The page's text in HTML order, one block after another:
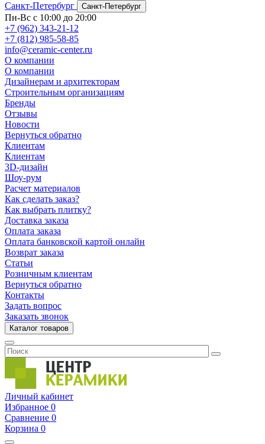
Санкт-Петербург
Санкт-Петербург
Пн-Вс с 10:00 до 20:00
+7 (962) 343-21-12
+7 (812) 985-58-85
info@ceramic-center.ru
О компании
О компании
Дизайнерам и архитекторам
Строительным организациям
Бренды
Отзывы
Новости
Вернуться обратно
Клиентам
Клиентам
3D-дизайн
Шоу-рум
Расчет материалов
Как сделать заказ?
Как выбрать плитку?
Доставка заказа
Оплата заказа
Оплата банковской картой онлайн
Возврат заказа
Статьи
Розничным клиентам
Вернуться обратно
Контакты
Задать вопрос
Заказать звонок
Каталог товаров
Личный кабинет
Избранное 0
Сравнение 0
Корзина 0